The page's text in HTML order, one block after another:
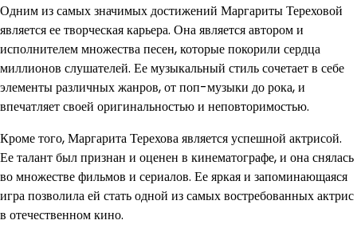
Одним из самых значимых достижений Маргариты Тереховой
является ее творческая карьера. Она является автором и
исполнителем множества песен, которые покорили сердца
миллионов слушателей. Ее музыкальный стиль сочетает в себе
элементы различных жанров, от поп-музыки до рока, и
впечатляет своей оригинальностью и неповторимостью.
Кроме того, Маргарита Терехова является успешной актрисой.
Ее талант был признан и оценен в кинематографе, и она снялась
во множестве фильмов и сериалов. Ее яркая и запоминающаяся
игра позволила ей стать одной из самых востребованных актрис
в отечественном кино.